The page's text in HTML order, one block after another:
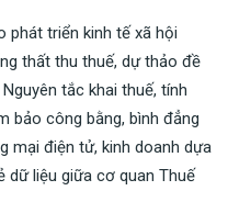
phát triển kinh tế xã hội
thất thu thuế, dự thảo đề
tắc khai thuế, tính
bảo công bằng, bình đẳng
mại điện tử, kinh doanh dựa
dữ liệu giữa cơ quan Thuế